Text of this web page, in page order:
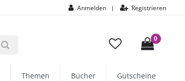
Anmelden | Registrieren
0
Themen Bücher Gutscheine